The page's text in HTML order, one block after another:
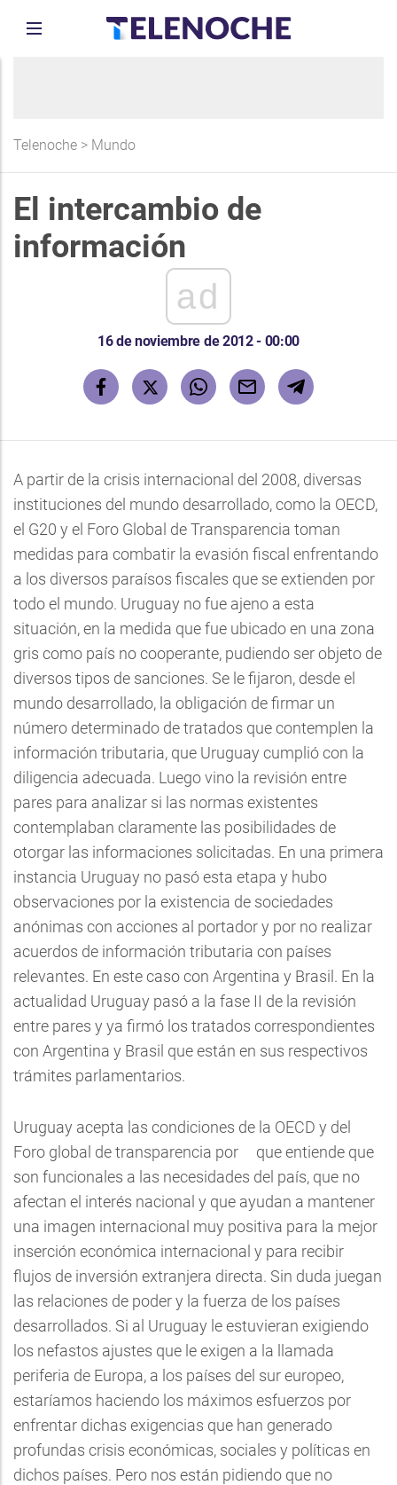
Telenoche > Mundo
El intercambio de
información
ad
16 de noviembre de 2012 - 00:00
A partir de la crisis internacional del 2008, diversas
instituciones del mundo desarrollado, como la OECD,
el G20 y el Foro Global de Transparencia toman
medidas para combatir la evasión fiscal enfrentando
a los diversos paraísos fiscales que se extienden por
todo el mundo. Uruguay no fue ajeno a esta
situación, en la medida que fue ubicado en una zona
gris como país no cooperante, pudiendo ser objeto de
diversos tipos de sanciones. Se le fijaron, desde el
mundo desarrollado, la obligación de firmar un
número determinado de tratados que contemplen la
información tributaria, que Uruguay cumplió con la
diligencia adecuada. Luego vino la revisión entre
pares para analizar si las normas existentes
contemplaban claramente las posibilidades de
otorgar las informaciones solicitadas. En una primera
instancia Uruguay no pasó esta etapa y hubo
observaciones por la existencia de sociedades
anónimas con acciones al portador y por no realizar
acuerdos de información tributaria con países
relevantes. En este caso con Argentina y Brasil. En la
actualidad Uruguay pasó a la fase II de la revisión
entre pares y ya firmó los tratados correspondientes
con Argentina y Brasil que están en sus respectivos
trámites parlamentarios.
Uruguay acepta las condiciones de la OECD y del
Foro global de transparencia por que entiende que
son funcionales a las necesidades del país, que no
afectan el interés nacional y que ayudan a mantener
una imagen internacional muy positiva para la mejor
inserción económica internacional y para recibir
flujos de inversión extranjera directa. Sin duda juegan
las relaciones de poder y la fuerza de los países
desarrollados. Si al Uruguay le estuvieran exigiendo
los nefastos ajustes que le exigen a la llamada
periferia de Europa, a los países del sur europeo,
estaríamos haciendo los máximos esfuerzos por
enfrentar dichas exigencias que han generado
profundas crisis económicas, sociales y políticas en
dichos países. Pero nos están pidiendo que no